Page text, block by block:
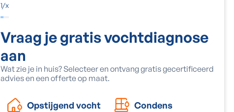
1/x
Vraag je gratis vochtdiagnose
aan
Wat zie je in huis? Selecteer en ontvang gratis gecertificeerd
advies en een offerte op maat.
Opstijgend vocht Condens